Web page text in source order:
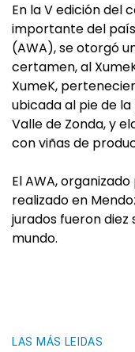
En la V edición del
importante del
(AWA), se otorgó
certamen, al
XumeK,
ubicada al pie de
Valle de Zonda, y
con viñas de
El AWA,
realizado en
jurados fueron
mundo.
LAS MÁS LEIDAS